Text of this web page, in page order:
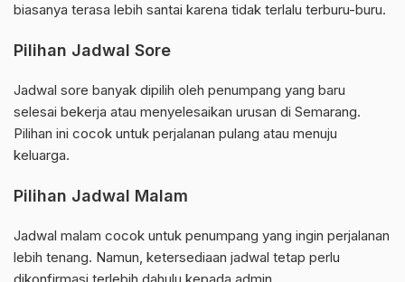
biasanya terasa lebih santai karena tidak terlalu terburu-buru.
Pilihan Jadwal Sore
Jadwal sore banyak dipilih oleh penumpang yang baru
selesai bekerja atau menyelesaikan urusan di Semarang.
Pilihan ini cocok untuk perjalanan pulang atau menuju
keluarga.
Pilihan Jadwal Malam
Jadwal malam cocok untuk penumpang yang ingin perjalanan
lebih tenang. Namun, ketersediaan jadwal tetap perlu